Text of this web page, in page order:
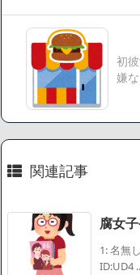
【悲報】ジェネリ
ったことが発覚「衝
【速報】楽天グル
延税金資産の取崩し
【悲報】読売新聞
初
嫌
関連記事
腐女
1: 名無
ID:UD4